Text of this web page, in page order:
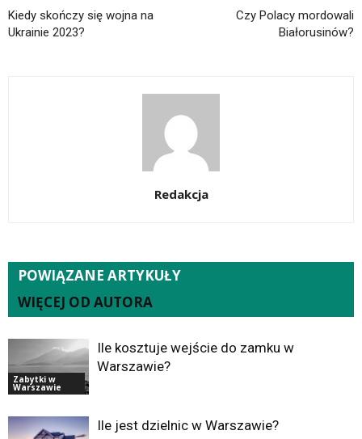
Kiedy skończy się wojna na
Ukrainie 2023?
Czy Polacy mordowali
Białorusinów?
Redakcja
POWIĄZANE ARTYKUŁY
WIĘCEJ OD AUTORA
Zabytki w
Warszawie
Ile kosztuje wejście do zamku w
Warszawie?
Ile jest dzielnic w Warszawie?